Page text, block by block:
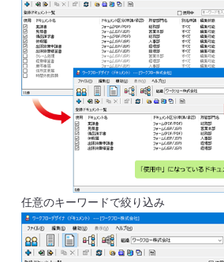
任意のキーワードで絞り込み